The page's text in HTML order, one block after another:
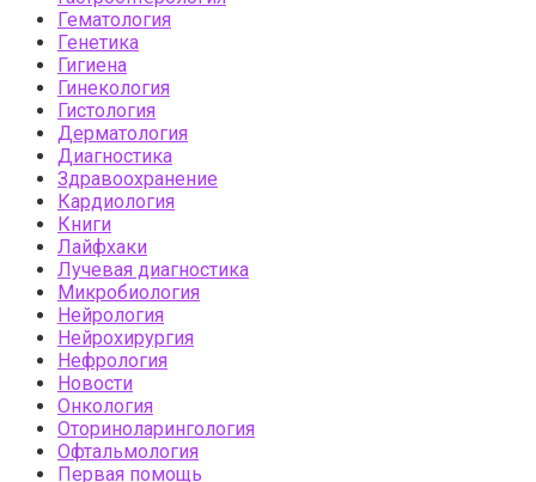
Гематология
Генетика
Гигиена
Гинекология
Гистология
Дерматология
Диагностика
Здравоохранение
Кардиология
Книги
Лайфхаки
Лучевая диагностика
Микробиология
Нейрология
Нейрохирургия
Нефрология
Новости
Онкология
Оториноларингология
Офтальмология
Первая помощь